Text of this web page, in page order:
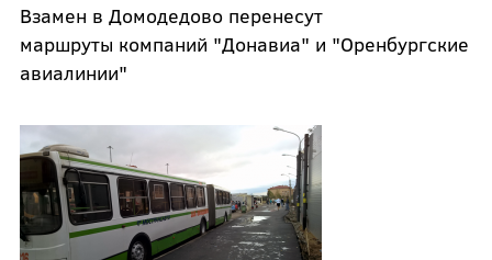
Взамен в Домодедово перенесут
маршруты компаний "Донавиа" и "Оренбургские
авиалинии"